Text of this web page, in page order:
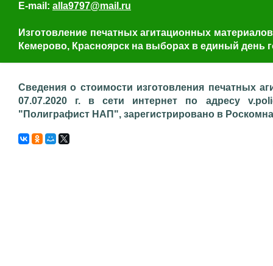
E-mail: alla9797@mail.ru
Изготовление печатных агитационных
Кемерово, Красноярск на выборах в единый день
Сведения о стоимости изготовления печатных
07.07.2020 г. в сети интернет по адресу
"Полиграфист НАП", зарегистрировано в